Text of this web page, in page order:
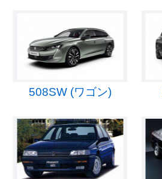
508SW (ワゴン)